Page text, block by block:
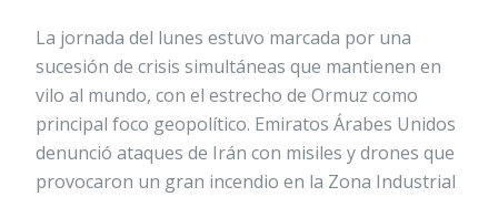
La jornada del lunes estuvo marcada por una
sucesión de crisis simultáneas que mantienen en
vilo al mundo, con el estrecho de Ormuz como
principal foco geopolítico. Emiratos Árabes Unidos
denunció ataques de Irán con misiles y drones que
provocaron un gran incendio en la Zona Industrial